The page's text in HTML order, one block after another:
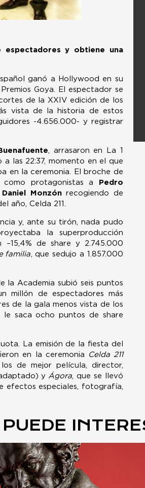
espectadores y obtiene una
ganó a Hollywood en su
Goya. El espectador se
de la XXIV edición de los
vista de la historia de estos
-4.656.000- y registrar
, arrasaron en La 1
las 22:37, momento en el que
en la ceremonia. El broche de
protagonistas a
Pedro
Daniel Monzónrecogiendo de
año, Celda 211.
y, ante su tirón, nada pudo
la superproducción
de share y 2.745.000
familia , que sedujo a 1.857.000
la Academia subió seis puntos
millón de espectadores más
de la gala menos vista de los
saca ocho puntos de share
La emisión de la fiesta del
en la ceremonia
Celda 211
de mejor película, director,
y Ágora , que se llevó
efectos especiales, fotografía,